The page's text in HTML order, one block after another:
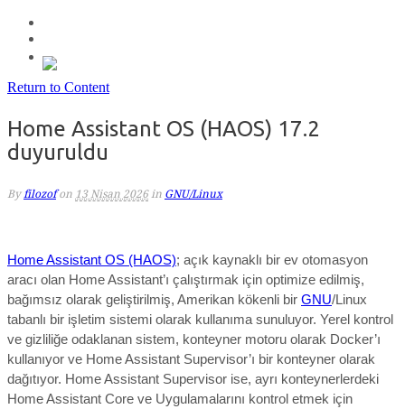
Return to Content
Home Assistant OS (HAOS) 17.2
duyuruldu
By filozof on 13 Nisan 2026 in GNU/Linux
Home Assistant OS (HAOS); açık kaynaklı bir ev otomasyon
aracı olan Home Assistant’ı çalıştırmak için optimize edilmiş,
bağımsız olarak geliştirilmiş, Amerikan kökenli bir GNU/Linux
tabanlı bir işletim sistemi olarak kullanıma sunuluyor. Yerel kontrol
ve gizliliğe odaklanan sistem, konteyner motoru olarak Docker’ı
kullanıyor ve Home Assistant Supervisor’ı bir konteyner olarak
dağıtıyor. Home Assistant Supervisor ise, ayrı konteynerlerdeki
Home Assistant Core ve Uygulamalarını kontrol etmek için